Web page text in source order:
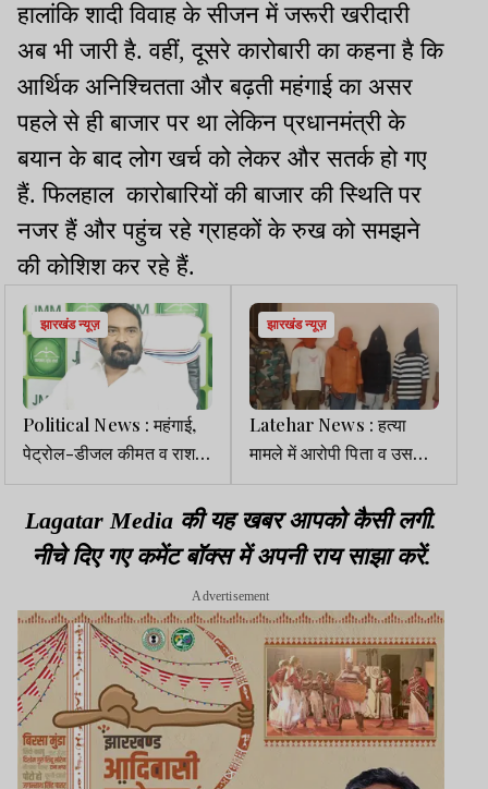
हालांकि शादी विवाह के सीजन में जरूरी खरीदारी
अब भी जारी है. वहीं, दूसरे कारोबारी का कहना है कि
आर्थिक अनिश्चितता और बढ़ती महंगाई का असर
पहले से ही बाजार पर था लेकिन प्रधानमंत्री के
बयान के बाद लोग खर्च को लेकर और सतर्क हो गए
हैं. फिलहाल कारोबारियों की बाजार की स्थिति पर
नजर हैं और पहुंच रहे ग्राहकों के रुख को समझने
की कोशिश कर रहे हैं.
झारखंड न्यूज़
Political News : महंगाई,
पेट्रोल-डीजल कीमत व राशन
कार्ड रद्दीकरण पर भाजपा जवाब
दें- JMM
झारखंड न्यूज़
Latehar News : हत्या
मामले में आरोपी पिता व उसके
तीन बेटे गिरफ्तार
Lagatar Media की यह खबर आपको कैसी लगी.
नीचे दिए गए कमेंट बॉक्स में अपनी राय साझा करें.
Advertisement